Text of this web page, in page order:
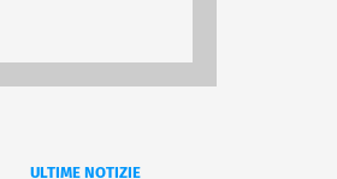
ULTIME NOTIZIE